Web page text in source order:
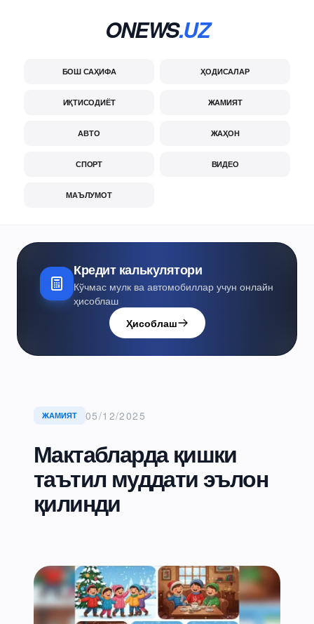
ONEWS.UZ
БОШ САҲИФА ҲОДИСАЛАР
ИҚТИСОДИЁТ ЖАМИЯТ
АВТО ЖАҲОН
СПОРТ ВИДЕО
МАЪЛУМОТ
Кредит калькулятори
Кўчмас мулк ва автомобиллар учун онлайн
ҳисоблаш
Ҳисоблаш
ЖАМИЯТ 05/12/2025
Мактабларда қишки
таътил муддати эълон
қилинди